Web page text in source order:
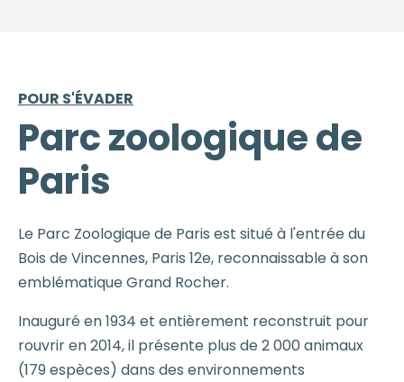
POUR S'ÉVADER
Parc zoologique de
Paris
Le Parc Zoologique de Paris est situé à l'entrée du
Bois de Vincennes, Paris 12e, reconnaissable à son
emblématique Grand Rocher.
Inauguré en 1934 et entièrement reconstruit pour
rouvrir en 2014, il présente plus de 2 000 animaux
(179 espèces) dans des environnements